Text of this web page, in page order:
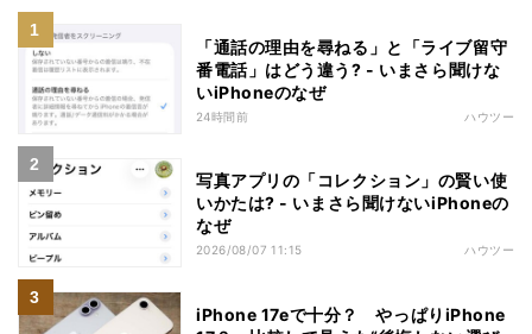
「通話の理由を尋ねる」と「ライブ留守
番電話」はどう違う? - いまさら聞けな
いiPhoneのなぜ
24時間前 ハウツー
写真アプリの「コレクション」の賢い使
いかたは? - いまさら聞けないiPhoneの
なぜ
2026/08/07 11:15 ハウツー
iPhone 17eで十分？ やっぱりiPhone